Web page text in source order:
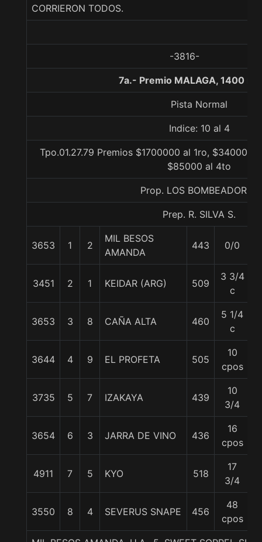
CORRIERON TODOS.
-3816-
7a.- Premio MALAGA, 1400
Pista Normal
Indice: 10 al 4
Tpo.01.27.79 Premios $1700000 al 1ro, $340000
$85000 al 4to
Prop. LOS BOMBEADORES
Prep. R. SILVA S.
3653 1 2
MIL BESOS
AMANDA
443 0/0
3451 2 1 KEIDAR (ARG) 509
3 3/4
c
3653 3 8 CAÑA ALTA 460
5 1/4
c
3644 4 9 EL PROFETA 505
10
cpos
3735 5 7 IZAKAYA 439
10
3/4
3654 6 3 JARRA DE VINO 436
16
cpos
4911 7 5 KYO 518
17
3/4
3550 8 4 SEVERUS SNAPE 456
48
cpos